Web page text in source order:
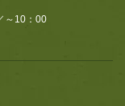
～10：00